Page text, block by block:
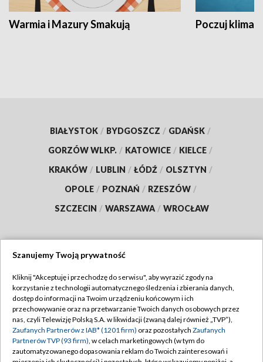
Warmia i Mazury Smakują Poczuj klimat
BIAŁYSTOK / BYDGOSZCZ / GDAŃSK /
GORZÓW WLKP. / KATOWICE / KIELCE /
KRAKÓW / LUBLIN / ŁÓDŹ / OLSZTYN /
OPOLE / POZNAŃ / RZESZÓW /
SZCZECIN / WARSZAWA / WROCŁAW
TVP
Abonament TVP
Emisja w TVP
Centrum informacji TVP
Regulamin TVP
Polityka prywatności
Moje zgody
Szanujemy Twoją prywatność
Kliknij "Akceptuję i przechodzę do serwisu", aby wyrazić zgody na
korzystanie z technologii automatycznego śledzenia i zbierania danych,
dostęp do informacji na Twoim urządzeniu końcowym i ich
przechowywanie oraz na przetwarzanie Twoich danych osobowych przez
nas, czyli Telewizję Polską S.A. w likwidacji (zwaną dalej również „TVP”),
Zaufanych Partnerów z IAB* (1201 firm) oraz pozostałych Zaufanych
Partnerów TVP (93 firm), w celach marketingowych (w tym do
zautomatyzowanego dopasowania reklam do Twoich zainteresowań i